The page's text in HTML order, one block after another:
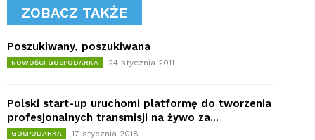
ZOBACZ TAKŻE
Poszukiwany, poszukiwana
NOWOŚCI GOSPODARKA 24 stycznia 2011
Polski start-up uruchomi platformę do tworzenia
profesjonalnych transmisji na żywo za...
GOSPODARKA 17 stycznia 2018